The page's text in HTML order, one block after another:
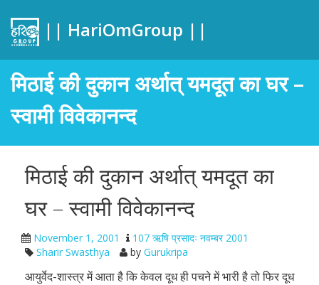
|| HariOmGroup ||
मिठाई की दुकान अर्थात् यमदूत का घर –
स्वामी विवेकानन्द
मिठाई की दुकान अर्थात् यमदूत का
घर – स्वामी विवेकानन्द
November 1, 2001
107 ऋषि प्रसादः नवम्बर 2001
Sharir Swasthya
by Gurukripa
आयुर्वेद-शास्त्र में आता है कि केवल दूध ही पचने में भारी है तो फिर दूध